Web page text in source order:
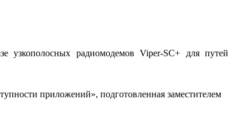
узкополосных радиомодемов Viper-SC+ для путей
приложений», подготовленная заместителем